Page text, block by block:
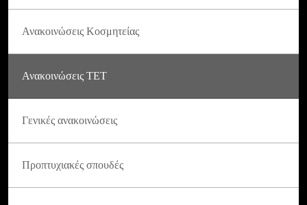
Ανακοινώσεις Κοσμητείας
Ανακοινώσεις ΤΕΤ
Γενικές ανακοινώσεις
Προπτυχιακές σπουδές